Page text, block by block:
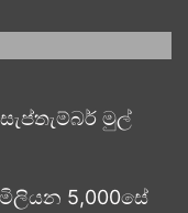
මුල්
5,000සේ